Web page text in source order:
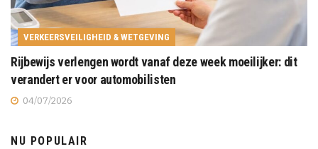
VERKEERSVEILIGHEID & WETGEVING
Rijbewijs verlengen wordt vanaf deze week moeilijker: dit
verandert er voor automobilisten
04/07/2026
NU POPULAIR